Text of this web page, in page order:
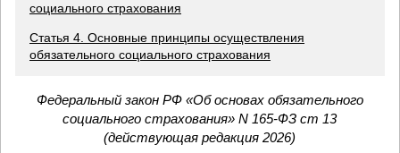
социального страхования
Статья 4. Основные принципы осуществления
обязательного социального страхования
Федеральный закон РФ «Об основах обязательного
социального страхования» N 165-ФЗ ст 13
(действующая редакция 2026)